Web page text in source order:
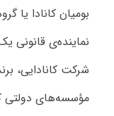
بومیان کانادا یا
نماینده‌ی قانونی
شرکت کانادایی،
مؤسسه‌های دولتی